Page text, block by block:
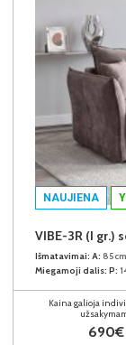
NAUJIENA
VIBE-3R (I gr.)
Išmatavimai: A: 85cm
Miegamoji dalis: P:
Kaina galioja
690€